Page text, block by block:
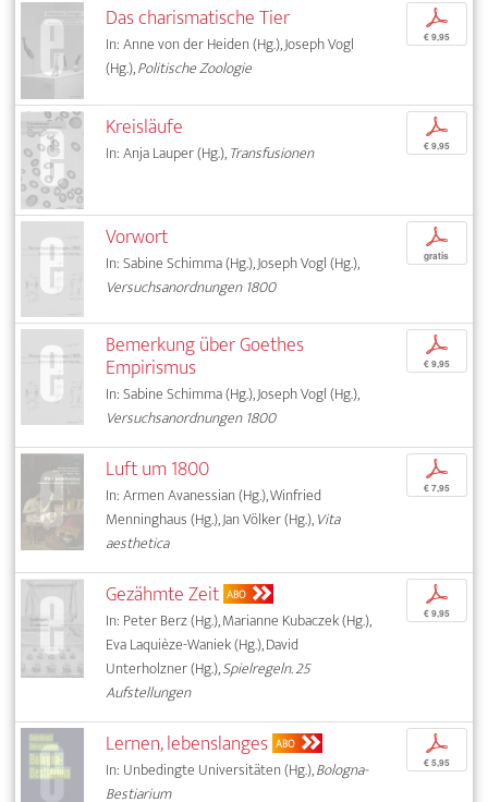
Das charismatische Tier
In: Anne von der Heiden (Hg.), Joseph Vogl
(Hg.),Politische Zoologie
p
€ 9,95
Kreisläufe
In: Anja Lauper (Hg.),Transfusionen
p
€ 9,95
Vorwort
In: Sabine Schimma (Hg.), Joseph Vogl (Hg.),
Versuchsanordnungen 1800
p
gratis
Bemerkung über Goethes
Empirismus
In: Sabine Schimma (Hg.), Joseph Vogl (Hg.),
Versuchsanordnungen 1800
p
€ 9,95
Luft um 1800
In: Armen Avanessian (Hg.), Winfried
Menninghaus (Hg.), Jan Völker (Hg.),Vita
aesthetica
p
€ 7,95
Gezähmte Zeit ABO
In: Peter Berz (Hg.), Marianne Kubaczek (Hg.),
Eva Laquièze-Waniek (Hg.), David
Unterholzner (Hg.),Spielregeln. 25
Aufstellungen
p
€ 9,95
Lernen, lebenslanges ABO
In: Unbedingte Universitäten (Hg.),Bologna-
Bestiarium
p
€ 5,95